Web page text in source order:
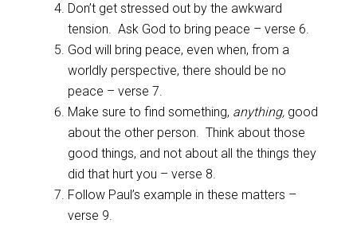
Don’t get stressed out by the awkward
tension. Ask God to bring peace – verse 6.
God will bring peace, even when, from a
worldly perspective, there should be no
peace – verse 7.
Make sure to find something, anything,good
about the other person. Think about those
good things, and not about all the things they
did that hurt you – verse 8.
Follow Paul’s example in these matters –
verse 9.